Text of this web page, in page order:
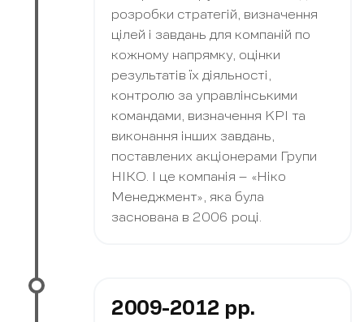
розробки стратегій, визначення
цілей і завдань для компаній по
кожному напрямку, оцінки
результатів їх діяльності,
контролю за управлінськими
командами, визначення KPI та
виконання інших завдань,
поставлених акціонерами Групи
НІКО. І це компанія – «Ніко
Менеджмент», яка була
заснована в 2006 році.
2009-2012 рр.